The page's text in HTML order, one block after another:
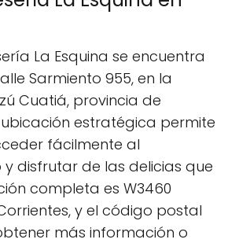
La Esquina se encuentra
Sarmiento 955, en la
Cuatiá, provincia de
ubicación estratégica permite
fácilmente al
disfrutar de las delicias que
completa es W3460
y el código postal
más información o